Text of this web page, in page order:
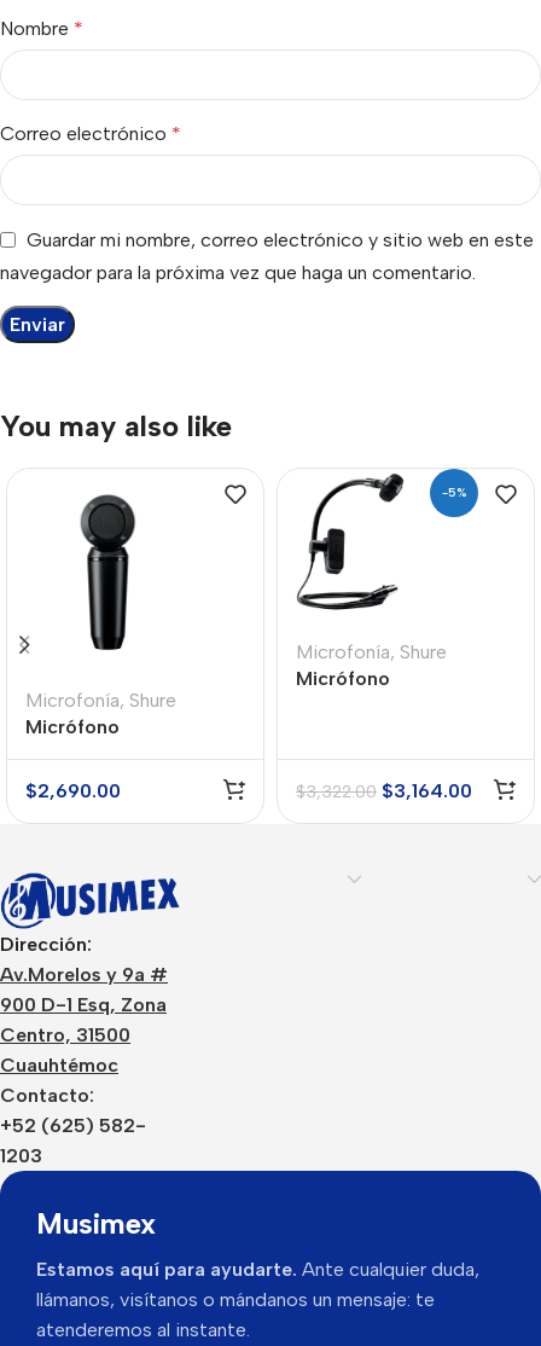
Nombre *
Correo electrónico *
Guardar mi nombre, correo electrónico y sitio web en este
navegador para la próxima vez que haga un comentario.
You may also like
Microfonía, Shure
Micrófono
PGA181
$2,690.00
-5%
Microfonía, Shure
Micrófono
$3,322.00 $3,164.00
Dirección:
Av.Morelos y 9a #
900 D-1 Esq, Zona
Centro, 31500
Cuauhtémoc
Contacto:
+52 (625) 582-
1203
Musimex
Estamos aquí para ayudarte. Ante cualquier duda,
llámanos, visítanos o mándanos un mensaje: te
atenderemos al instante.